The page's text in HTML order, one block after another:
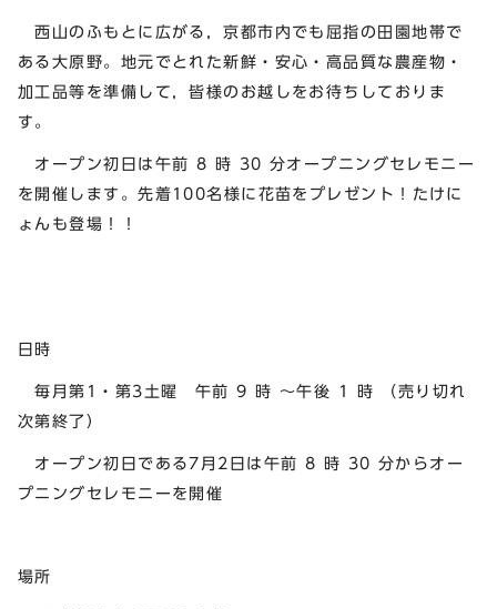
西山のふもとに広がる，京都市内でも屈指の田園地帯で
ある大原野。地元でとれた新鮮・安心・高品質な農産物・
加工品等を準備して，皆様のお越しをお待ちしておりま
す。
オープン初日は午前 8 時 30 分オープニングセレモニー
を開催します。先着100名様に花苗をプレゼント！たけに
ょんも登場！！
日時
毎月第1・第3土曜 午前 9 時 ～午後 1 時 （売り切れ
次第終了）
オープン初日である7月2日は午前 8 時 30 分からオー
プニングセレモニーを開催
場所